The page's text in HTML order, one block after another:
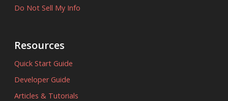
Do Not Sell My Info
Resources
Quick Start Guide
Developer Guide
Articles & Tutorials